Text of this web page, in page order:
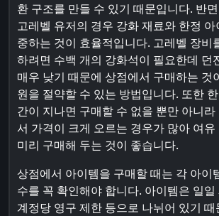
환 구조를 만들 수 있기 때문입니다. 반
고레벨 유저의 경우 강화 재료와 한정
중하는 것이 효율적입니다. 고레벨 장비
하려면 수백 개의 강화석이 필요한데 던
매우 낮기 때문에 상점에서 구매하는 것
원을 절약할 수 있는 방법입니다. 또한
간이 지나면 구매할 수 없을 뿐만 아니
서 가격이 크게 오르는 경우가 많아 여유
미리 구매해 두는 것이 좋습니다.
상점에서 아이템을 구매할 때는 각 아이
수를 꼭 확인해야 합니다. 아이템은 일
계정당 영구 제한 등으로 나뉘어 있기